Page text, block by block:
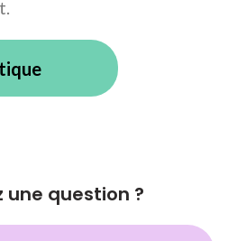
une question ?